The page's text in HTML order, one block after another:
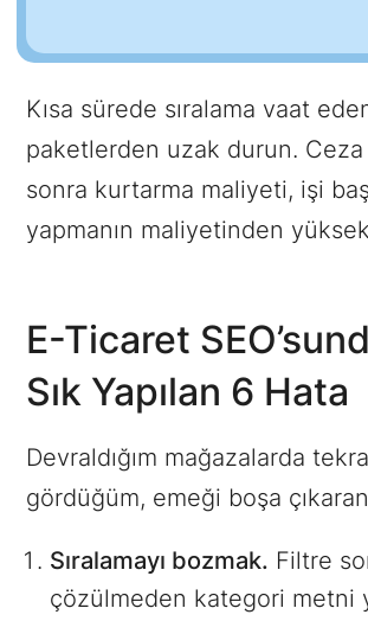
Kısa sürede sıralama vaat
paketlerden uzak durun. Ceza
sonra kurtarma maliyeti, işi
yapmanın maliyetinden
E-Ticaret
Sık Yapılan 6 Hata
Devraldığım mağazalarda
gördüğüm, emeği boşa
Sıralamayı bozmak. Filtre
çözülmeden kategori metni